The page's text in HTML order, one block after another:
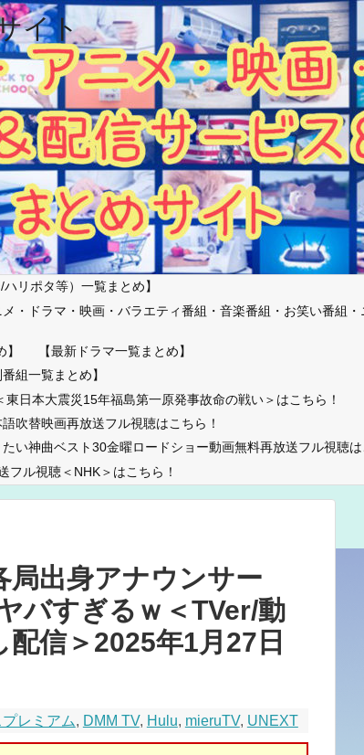
イト
リポタ等）一覧まとめ】
・ドラマ・映画・バラエティ番組・音楽番組・お笑い番組
【最新ドラマ一覧まとめ】
組一覧まとめ】
日本大震災15年福島第一原発事故命の戦い＞はこちら！
吹替映画再放送フル視聴はこちら！
い神曲ベスト30金曜ロードショー動画無料再放送フル視聴は
フル視聴＜NHK＞はこちら！
局出身アナウンサー
バすぎるｗ＜TVer/動
信＞2025年1月27日
レミアム, DMM TV, Hulu, mieruTV, UNEXT